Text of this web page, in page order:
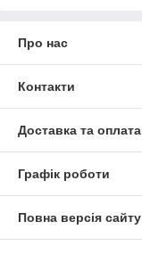
Про нас
Контакти
Доставка та оплата
Графік роботи
Повна версія сайту